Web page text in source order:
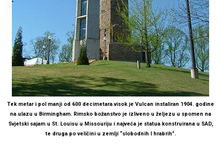
Tek metar i pol manji od 600 decimetara visok je Vulcan instaliran 1904. godine
na ulazu u Birmingham. Rimsko božanstvo je izliveno u željezu u spomen na
Svjetski sajam u St. Louisu u Missouriju i najveća je statua konstruirana u SAD,
te druga po veličini u zemlji “slobodnih I hrabrih”.